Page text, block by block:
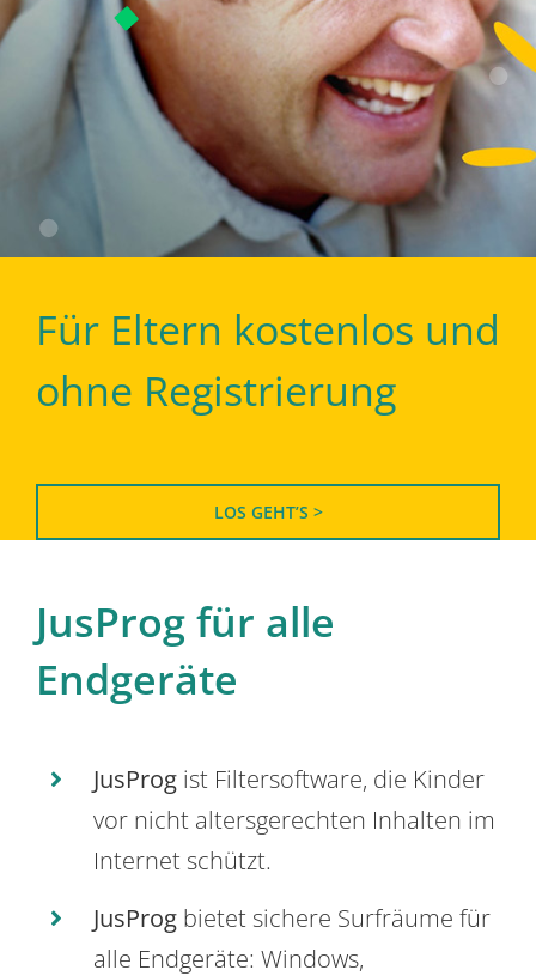
Für Eltern kostenlos und
ohne Registrierung
LOS GEHT’S >
JusProg für alle
Endgeräte
JusProg ist Filtersoftware, die Kinder
vor nicht altersgerechten Inhalten im
Internet schützt.
JusProg bietet sichere Surfräume für
alle Endgeräte: Windows,